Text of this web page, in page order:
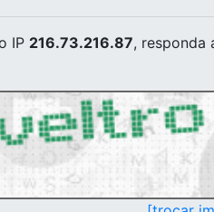
IP 216.73.216.87, responda